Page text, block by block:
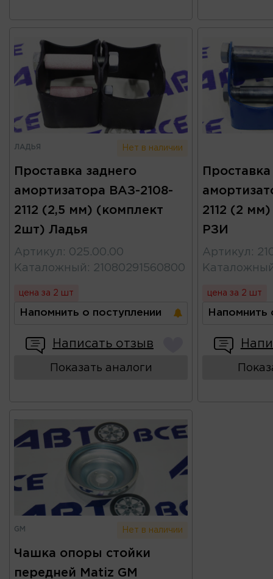
ЛАДЬЯ Нет в наличии
Проставка заднего
амортизатора ВАЗ-2108-
2112 (2,5 мм) (комплект
2шт) Ладья
Артикул : 025.00.00
Каталожный : 21080291560800
цена за 2 шт
Напомнить о поступлении
Написать отзыв
Показать аналоги
2112 (2
РЗИ
Артикул :
цена за 2 шт
Напомнить
GM Нет в наличии
Чашка опоры стойки
передней Matiz GM